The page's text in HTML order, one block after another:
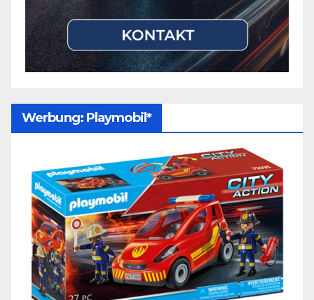
Werbung: Playmobil*